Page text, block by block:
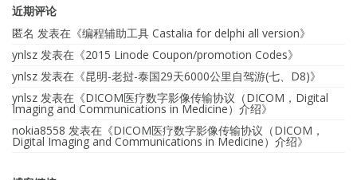
近期评论
匿名 发表在《编程辅助工具 Castalia for delphi all version》
ynlsz 发表在《2015 Linode Coupon/promotion Codes》
ynlsz 发表在《昆明-老挝-泰国29天6000公里自驾游(七、D8)》
ynlsz 发表在《DICOM医疗数字影像传输协议（DICOM，Digital
Imaging and Communications in Medicine）介绍》
nokia8558 发表在《DICOM医疗数字影像传输协议（DICOM，
Digital Imaging and Communications in Medicine）介绍》